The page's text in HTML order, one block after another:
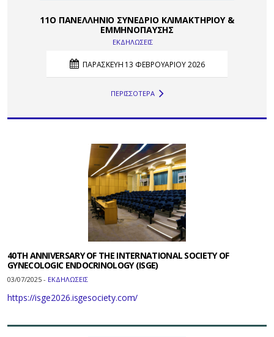
11Ο ΠΑΝΕΛΛΗΝΙΟ ΣΥΝΕΔΡΙΟ ΚΛΙΜΑΚΤΗΡΙΟΥ &
ΕΜΜΗΝΟΠΑΥΣΗΣ
ΕΚΔΗΛΩΣΕΙΣ
ΠΑΡΑΣΚΕΥΗ 13 ΦΕΒΡΟΥΑΡΙΟΥ 2026
ΠΕΡΙΣΣΟΤΕΡΑ
40TH ANNIVERSARY OF THE INTERNATIONAL SOCIETY OF
GYNECOLOGIC ENDOCRINOLOGY (ISGE)
03/07/2025 - ΕΚΔΗΛΩΣΕΙΣ
https://isge2026.isgesociety.com/